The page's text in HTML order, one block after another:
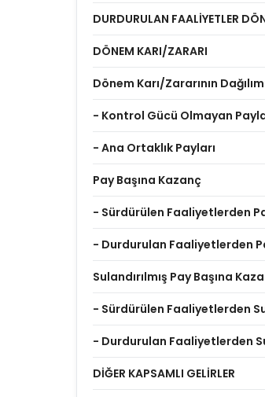
DURDURULAN FAALİYETLER
DÖNEM KARI/ZARARI
Dönem Karı/Zararının
- Kontrol Gücü Olmayan
- Ana Ortaklık Payları
Pay Başına Kazanç
- Sürdürülen Faaliyetlerden
- Durdurulan Faaliyetlerden
Sulandırılmış Pay Başına
- Sürdürülen Faaliyetlerden
- Durdurulan Faaliyetlerden
DİĞER KAPSAMLI GELİRLER